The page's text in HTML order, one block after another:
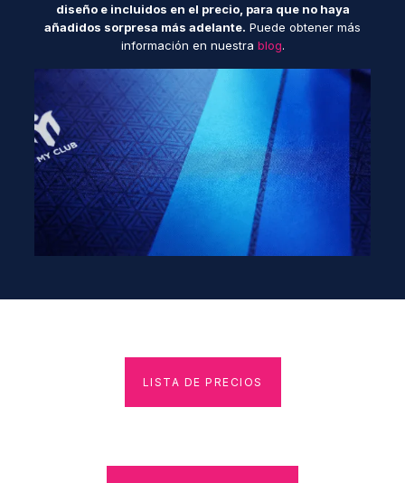
diseño e incluidos en el precio, para que no haya
añadidos sorpresa más adelante. Puede obtener más
información en nuestra blog.
LISTA DE PRECIOS